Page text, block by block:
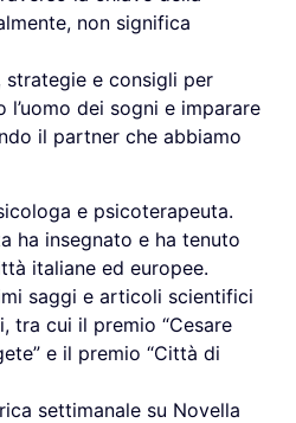
non significa
strategie e consigli per
dei sogni e imparare
il partner che abbiamo
e psicoterapeuta.
ha insegnato e ha tenuto
italiane ed europee.
saggi e articoli scientifici
tra cui il premio “Cesare
e il premio “Città di
settimanale su Novella